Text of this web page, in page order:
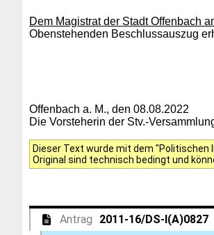
Dem Magistrat der Stadt Offenbach
Obenstehenden Beschlussauszug
Offenbach a. M., den 08.08.2022
Die Vorsteherin der Stv.-
Dieser Text wurde mit dem
Original sind technisch bedingt und
Antrag 2011-16/DS-I(A)0827